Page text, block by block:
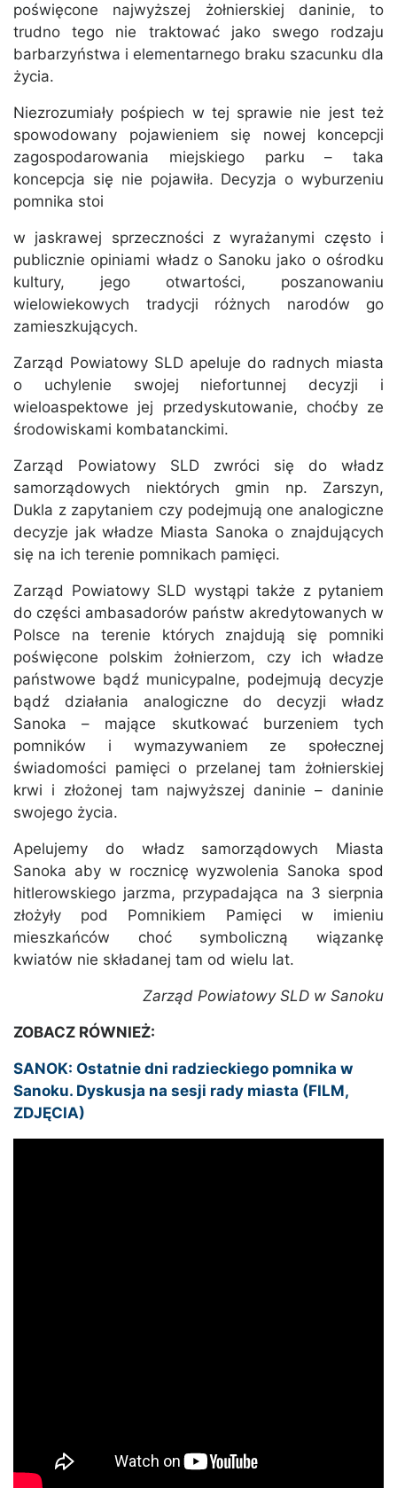
poświęcone najwyższej żołnierskiej daninie, to
trudno tego nie traktować jako swego rodzaju
barbarzyństwa i elementarnego braku szacunku dla
życia.
Niezrozumiały pośpiech w tej sprawie nie jest też
spowodowany pojawieniem się nowej koncepcji
zagospodarowania miejskiego parku – taka
koncepcja się nie pojawiła. Decyzja o wyburzeniu
pomnika stoi
w jaskrawej sprzeczności z wyrażanymi często i
publicznie opiniami władz o Sanoku jako o ośrodku
kultury, jego otwartości, poszanowaniu
wielowiekowych tradycji różnych narodów go
zamieszkujących.
Zarząd Powiatowy SLD apeluje do radnych miasta
o uchylenie swojej niefortunnej decyzji i
wieloaspektowe jej przedyskutowanie, choćby ze
środowiskami kombatanckimi.
Zarząd Powiatowy SLD zwróci się do władz
samorządowych niektórych gmin np. Zarszyn,
Dukla z zapytaniem czy podejmują one analogiczne
decyzje jak władze Miasta Sanoka o znajdujących
się na ich terenie pomnikach pamięci.
Zarząd Powiatowy SLD wystąpi także z pytaniem
do części ambasadorów państw akredytowanych w
Polsce na terenie których znajdują się pomniki
poświęcone polskim żołnierzom, czy ich władze
państwowe bądź municypalne, podejmują decyzje
bądź działania analogiczne do decyzji władz
Sanoka – mające skutkować burzeniem tych
pomników i wymazywaniem ze społecznej
świadomości pamięci o przelanej tam żołnierskiej
krwi i złożonej tam najwyższej daninie – daninie
swojego życia.
Apelujemy do władz samorządowych Miasta
Sanoka aby w rocznicę wyzwolenia Sanoka spod
hitlerowskiego jarzma, przypadająca na 3 sierpnia
złożyły pod Pomnikiem Pamięci w imieniu
mieszkańców choć symboliczną wiązankę
kwiatów nie składanej tam od wielu lat.
Zarząd Powiatowy SLD w Sanoku
ZOBACZ RÓWNIEŻ:
SANOK: Ostatnie dni radzieckiego pomnika w
Sanoku. Dyskusja na sesji rady miasta (FILM,
ZDJĘCIA)